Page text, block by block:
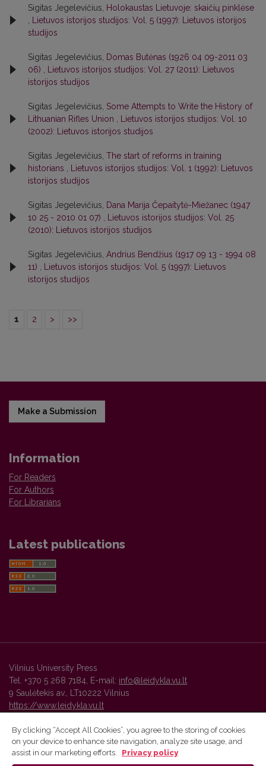
Sigitas Jegelevičius, Holokaustas Lietuvoje: skaičių pinklėse
Lietuvos istorijos studijos: Vol. 5 (1997): Lietuvos istorijos
studijos
Sigitas Jegelevičius, Domas Butėnas (1926 04 09-2011 03
06)
Lietuvos istorijos studijos: Vol. 27 (2011): Lietuvos
istorijos studijos
Sigitas Jegelevičius, Some Attempts to Write the History of
Lithuanian Rifles Union
Lietuvos istorijos studijos: Vol. 10
(2002): Lietuvos istorijos studijos
Sigitas Jegelevičius, The start of reforms in training
historians
Lietuvos istorijos studijos: Vol. 1 (1992): Lietuvos
istorijos studijos
Sigitas Jegelevičius, Dana Marija Čepaitytė-Miežanec (1947
10 25 - 2010 01 07)
Lietuvos istorijos studijos: Vol. 25
(2010): Lietuvos istorijos studijos
Sigitas Jegelevičius, Andrius Bendžius (1917 09 13 - 1994 08
11)
Lietuvos istorijos studijos: Vol. 5 (1997): Lietuvos
istorijos studijos
1 2 > >>
Make a Submission
Information
For Readers
For Authors
For Librarians
Latest publications
Vilnius University Press
Tel. +370 5 268 7184, E-mail: info@leidykla.vu.lt
9 Saulėtekis av., LT10222 Vilnius
https://www.leidykla.vu.lt
Vilnius University Press platform and metadata are distributed by
By clicking “Accept All Cookies”, you agree to the storing of cookies
on your device to enhance site navigation, analyze site usage, and
assist in our marketing efforts.
Privacy policy